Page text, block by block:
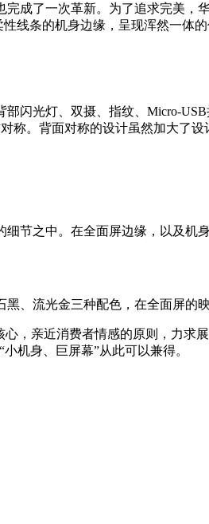
成了一次革新。为了追求完美
线条的机身边缘，呈现浑然一体的
闪光灯、双摄、指纹、Micro-
称。背面对称的设计虽然加大了
节之中。在全面屏边缘，以及
、流光金三种配色，在全面屏的
，亲近消费者情感的原则，力
机身、巨屏幕”从此可以兼得。